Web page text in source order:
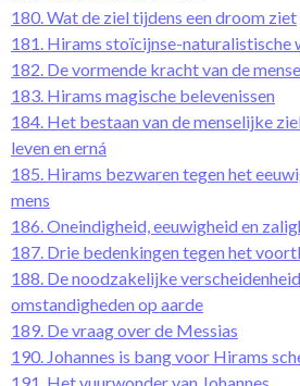
180. Wat de ziel tijdens een droom ziet
181. Hirams stoïcijnse-naturalistische
182. De vormende kracht van de
183. Hirams magische belevenissen
184. Het bestaan van de menselijke
leven en erná
185. Hirams bezwaren tegen het
mens
186. Oneindigheid, eeuwigheid en
187. Drie bedenkingen tegen het
188. De noodzakelijke
omstandigheden op aarde
189. De vraag over de Messias
190. Johannes is bang voor Hirams